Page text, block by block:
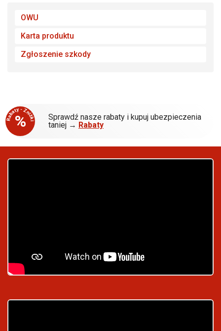
OWU
Karta produktu
Zgłoszenie szkody
%
Rabaty - Zniżki
Sprawdź nasze rabaty i kupuj ubezpieczenia
taniej → Rabaty